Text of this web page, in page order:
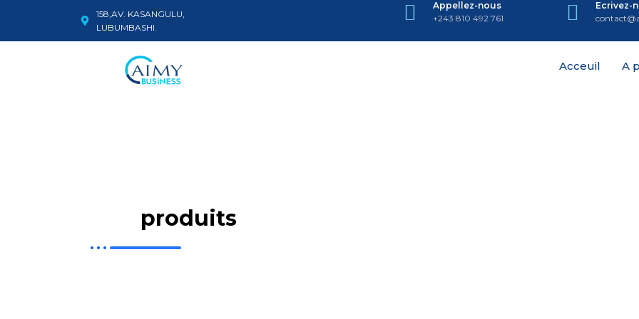
158,AV. KASANGULU,
LUBUMBASHI.
Appellez-nous
+243 810 492 761
Ecrivez-
Acceuil A
produits